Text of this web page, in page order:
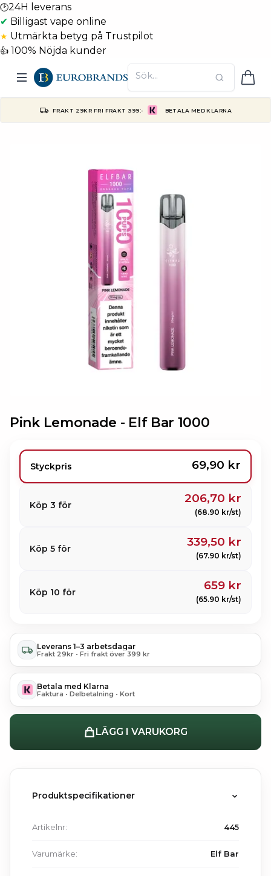
🕑24H leverans
✔ Billigast vape online
★ Utmärkta betyg på Trustpilot
👍 100% Nöjda kunder
FRAKT 29KR FRI FRAKT 399:- BETALA MED KLARNA
Pink Lemonade - Elf Bar 1000
Styckpris 69,90 kr
Köp 3 för 206,70 kr
(68.90 kr/st)
Köp 5 för 339,50 kr
(67.90 kr/st)
Köp 10 för 659 kr
(65.90 kr/st)
Leverans 1–3 arbetsdagar
Frakt 29kr • Fri frakt över 399 kr
Betala med Klarna
Faktura • Delbetalning • Kort
LÄGG I VARUKORG
Produktspecifikationer
Artikelnr: 445
Varumärke: Elf Bar